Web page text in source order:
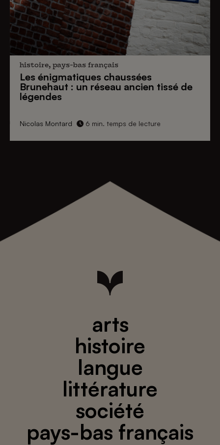
histoire, pays-bas français
Les énigmatiques chaussées
Brunehaut : un réseau ancien tissé de
légendes
Nicolas Montard 6 min. temps de lecture
arts
histoire
langue
littérature
société
pays-bas français